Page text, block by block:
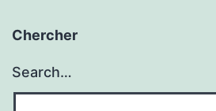
Chercher
Search…